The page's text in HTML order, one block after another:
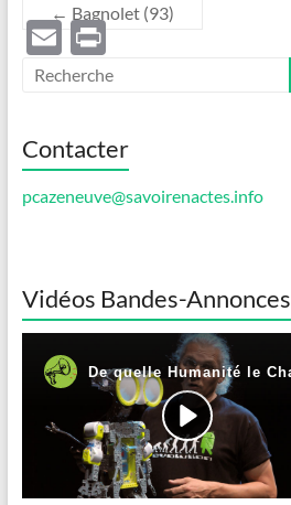
E
m
P
ri
← Bagnolet (93)
Contacter
pcazeneuve@savoirenactes.info
Vidéos Bandes-Annonces